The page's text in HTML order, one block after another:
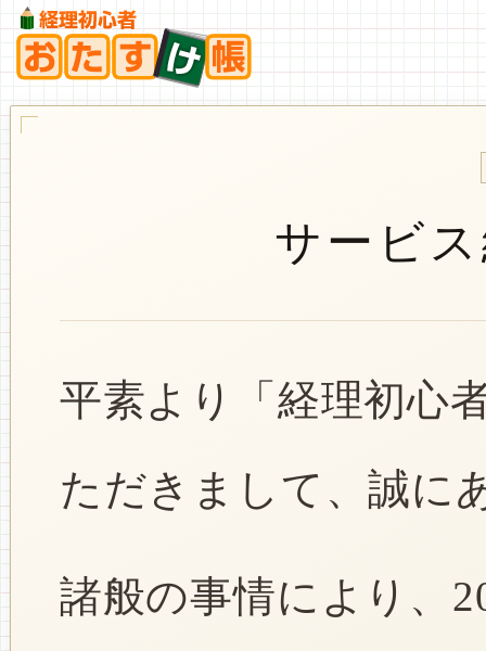
サービ
平素より「経理初心
ただきまして、誠に
諸般の事情により、